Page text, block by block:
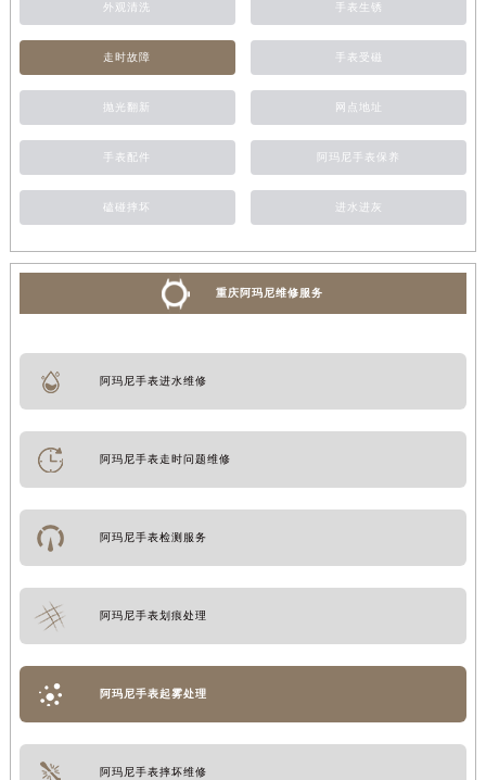
外观清洗 手表生锈
走时故障 手表受磁
抛光翻新 网点地址
手表配件 阿玛尼手表保养
磕碰摔坏 进水进灰
重庆阿玛尼维修服务
阿玛尼手表进水维修
阿玛尼手表走时问题维修
阿玛尼手表检测服务
阿玛尼手表划痕处理
阿玛尼手表起雾处理
阿玛尼手表摔坏维修